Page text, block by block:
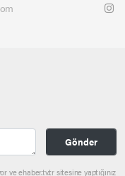
Gönder
ve ehaber.tv.tr sitesine yaptığınız